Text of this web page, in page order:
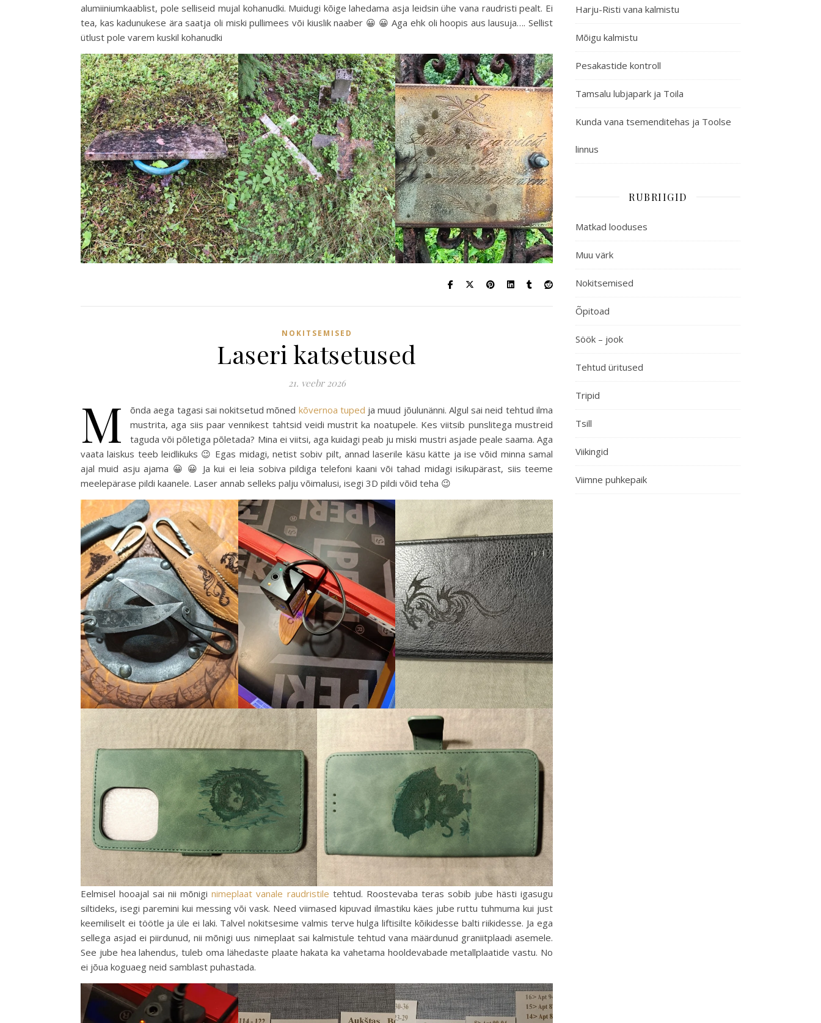
alumiiniumkaablist, pole selliseid mujal kohanudki. Muidugi kõige lahedama asja leidsin ühe vana raudristi pealt. Ei
tea, kas kadunukese ära saatja oli miski pullimees või kiuslik naaber 😀 😀 Aga ehk oli hoopis aus lausuja…. Sellist
ütlust pole varem kuskil kohanudki
NOKITSEMISED
Laseri katsetused
21. veebr 2026
M õnda aega tagasi sai nokitsetud mõned kõvernoa tuped ja muud jõulunänni. Algul sai neid tehtud ilma
mustrita, aga siis paar vennikest tahtsid veidi mustrit ka noatupele. Kes viitsib punslitega mustreid
taguda või põletiga põletada? Mina ei viitsi, aga kuidagi peab ju miski mustri asjade peale saama. Aga
vaata laiskus teeb leidlikuks 😉 Egas midagi, netist sobiv pilt, annad laserile käsu kätte ja ise võid minna samal
ajal muid asju ajama 😀 😀 Ja kui ei leia sobiva pildiga telefoni kaani või tahad midagi isikupärast, siis teeme
meelepärase pildi kaanele. Laser annab selleks palju võimalusi, isegi 3D pildi võid teha 😉
Eelmisel hooajal sai nii mõniginimeplaat vanale raudristile tehtud. Roostevaba teras sobib jube hästi igasugu
siltideks, isegi paremini kui messing või vask. Need viimased kipuvad ilmastiku käes jube ruttu tuhmuma kui just
keemiliselt ei töötle ja üle ei laki. Talvel nokitsesime valmis terve hulga liftisilte kõikidesse balti riikidesse. Ja ega
sellega asjad ei piirdunud, nii mõnigi uus nimeplaat sai kalmistule tehtud vana määrdunud graniitplaadi asemele.
See jube hea lahendus, tuleb oma lähedaste plaate hakata ka vahetama hooldevabade metallplaatide vastu. No
ei jõua koguaeg neid samblast puhastada.
Harju-Risti vana kalmistu
Mõigu kalmistu
Pesakastide kontroll
Tamsalu lubjapark ja Toila
Kunda vana tsemenditehas ja Toolse
linnus
RUBRIIGID
Matkad looduses
Muu värk
Nokitsemised
Õpitoad
Söök – jook
Tehtud üritused
Tripid
Tsill
Viikingid
Viimne puhkepaik